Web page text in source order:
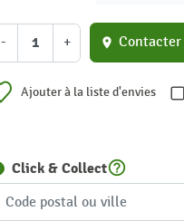
- + location_on Contacter
Ajouter à la liste d'envies
Click & Collecthelp_outline